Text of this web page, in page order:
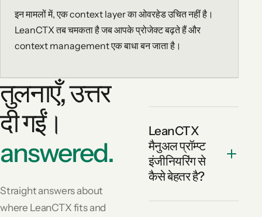
इन मामलों में, एक context layer का ओवरहेड उचित नहीं है।
LeanCTX तब चमकता है जब आपके प्रोजेक्ट बढ़ते हैं और
context management एक बाधा बन जाता है।
तुलनाएँ, उत्तर
दी गईं।
answered.
Straight answers about
where LeanCTX fits and
LeanCTX
मैनुअल प्रॉम्प्ट
इंजीनियरिंग से
कैसे बेहतर है?